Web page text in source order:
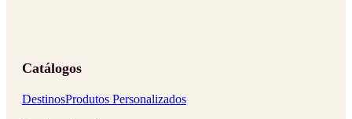
Catálogos
DestinosProdutos Personalizados